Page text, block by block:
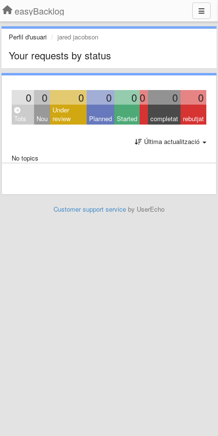
easyBacklog
Perfil d'usuari jared jacobson
Your requests by status
0 0 0 0 0 0 0 0
Tots Nou
Under
review
Planned Started completat rebutjat
Última actualització
No topics
Customer support service by UserEcho